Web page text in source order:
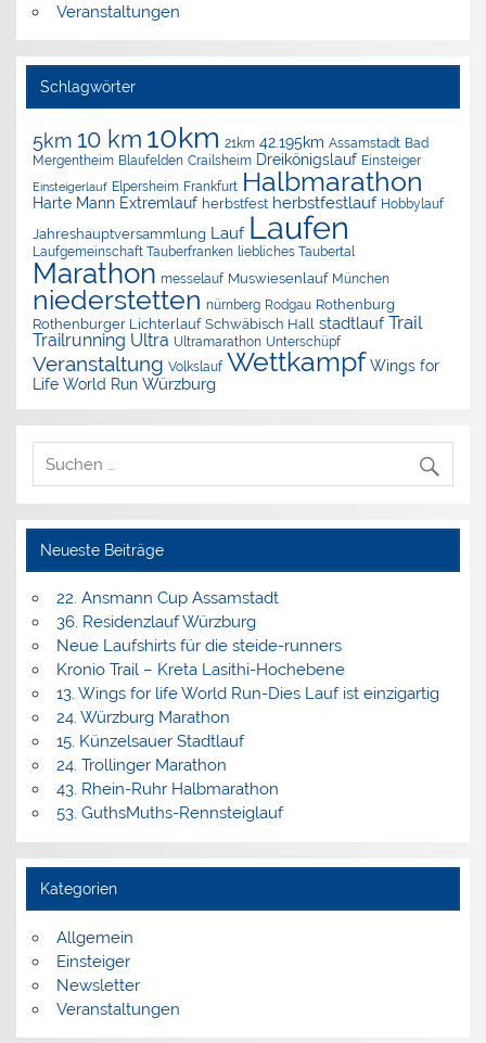
Veranstaltungen
Schlagwörter
5km 10 km 10km 21km 42.195km Assamstadt Bad
Mergentheim Blaufelden Crailsheim Dreikönigslauf Einsteiger
Einsteigerlauf Elpersheim Frankfurt Halbmarathon
Harte Mann Extremlauf herbstfest herbstfestlauf Hobbylauf
Jahreshauptversammlung Lauf Laufen
Laufgemeinschaft Tauberfranken liebliches Taubertal
Marathon messelauf Muswiesenlauf München
niederstetten nürnberg Rodgau Rothenburg
Rothenburger Lichterlauf Schwäbisch Hall stadtlauf Trail
Trailrunning Ultra Ultramarathon Unterschüpf
Veranstaltung Volkslauf Wettkampf Wings for
Life World Run Würzburg
Neueste Beiträge
22. Ansmann Cup Assamstadt
36. Residenzlauf Würzburg
Neue Laufshirts für die steide-runners
Kronio Trail – Kreta Lasithi-Hochebene
13. Wings for life World Run-Dies Lauf ist einzigartig
24. Würzburg Marathon
15. Künzelsauer Stadtlauf
24. Trollinger Marathon
43. Rhein-Ruhr Halbmarathon
53. GuthsMuths-Rennsteiglauf
Kategorien
Allgemein
Einsteiger
Newsletter
Veranstaltungen